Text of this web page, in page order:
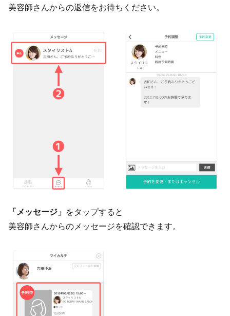
美容師さんからの返信をお待ちください。
「メッセージ」 をタップすると
美容師さんからのメッセージを確認できます。